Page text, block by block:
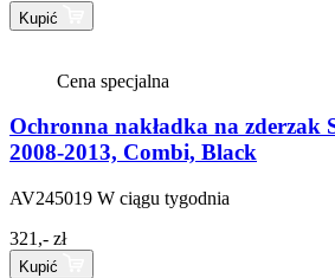
Kupić
Cena specjalna
Ochronna nakładka na zderzak
2008-2013, Combi, Black
AV245019 W ciągu tygodnia
321,- zł
Kupić